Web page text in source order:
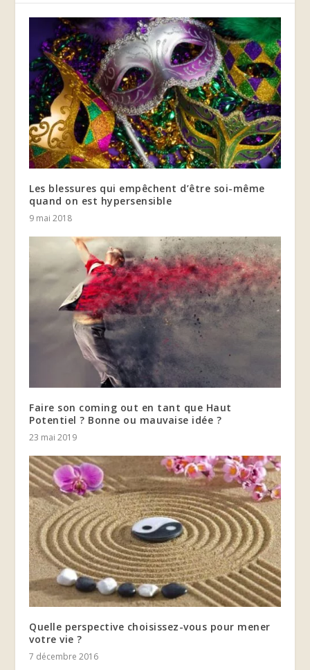
Les blessures qui empêchent d’être soi-même
quand on est hypersensible
9 mai 2018
Faire son coming out en tant que Haut
Potentiel ? Bonne ou mauvaise idée ?
23 mai 2019
Quelle perspective choisissez-vous pour mener
votre vie ?
7 décembre 2016